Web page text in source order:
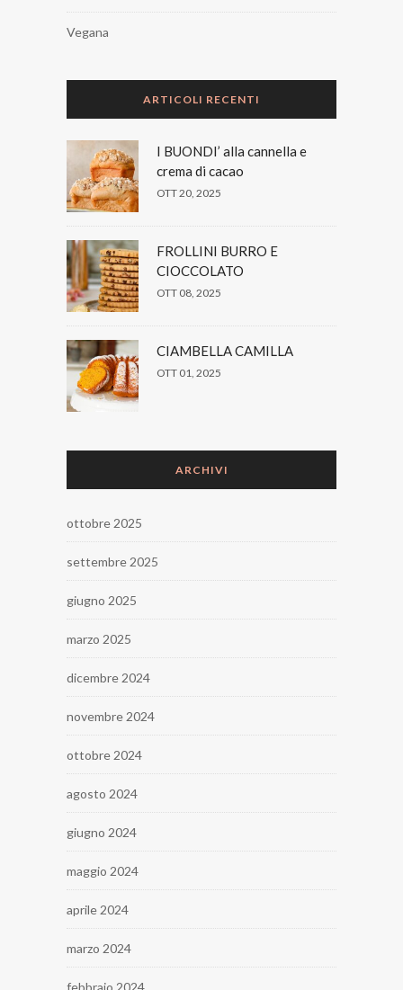
Vegana
ARTICOLI RECENTI
I BUONDI’ alla cannella e
crema di cacao
OTT 20, 2025
FROLLINI BURRO E
CIOCCOLATO
OTT 08, 2025
CIAMBELLA CAMILLA
OTT 01, 2025
ARCHIVI
ottobre 2025
settembre 2025
giugno 2025
marzo 2025
dicembre 2024
novembre 2024
ottobre 2024
agosto 2024
giugno 2024
maggio 2024
aprile 2024
marzo 2024
febbraio 2024